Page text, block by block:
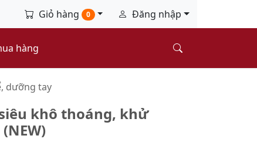
Giỏ hàng 0 Đăng nhập
hàng
dưỡng tay
khô thoáng, khử